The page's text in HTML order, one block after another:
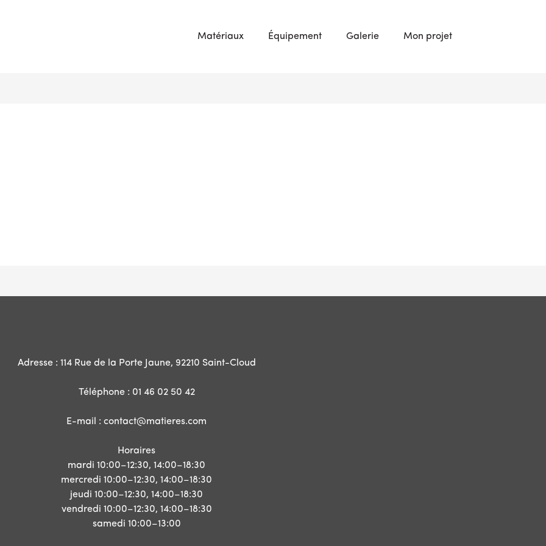
Matériaux Équipement Galerie Mon projet
Adresse : 114 Rue de la Porte Jaune, 92210 Saint-Cloud
Téléphone : 01 46 02 50 42
E-mail : contact@matieres.com
Horaires
mardi 10:00–12:30, 14:00–18:30
mercredi 10:00–12:30, 14:00–18:30
jeudi 10:00–12:30, 14:00–18:30
vendredi 10:00–12:30, 14:00–18:30
samedi 10:00–13:00